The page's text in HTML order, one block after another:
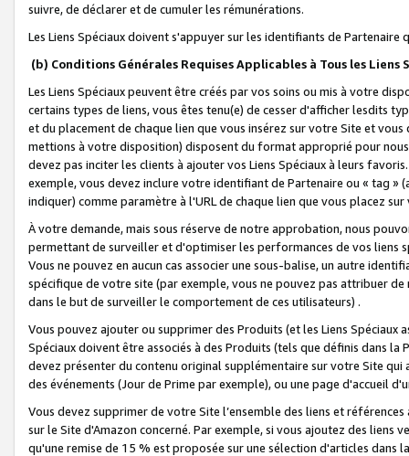
suivre, de déclarer et de cumuler les rémunérations.
Les Liens Spéciaux doivent s'appuyer sur les identifiants de Partenaire
(b) Conditions Générales Requises Applicables à Tous les Liens
Les Liens Spéciaux peuvent être créés par vos soins ou mis à votre
certains types de liens, vous êtes tenu(e) de cesser d'afficher lesdits
et du placement de chaque lien que vous insérez sur votre Site et
mettions à votre disposition) disposent du format approprié pour
devez pas inciter les clients à ajouter vos Liens Spéciaux à leurs
exemple, vous devez inclure votre identifiant de Partenaire ou « tag
indiquer) comme paramètre à l'URL de chaque lien que vous placez
À votre demande, mais sous réserve de notre approbation, nous
permettant de surveiller et d'optimiser les performances de vos liens
Vous ne pouvez en aucun cas associer une sous-balise, un autre
spécifique de votre site (par exemple, vous ne pouvez pas attribuer
dans le but de surveiller le comportement de ces utilisateurs) .
Vous pouvez ajouter ou supprimer des Produits (et les Liens
Spéciaux doivent être associés à des Produits (tels que définis dans
devez présenter du contenu original supplémentaire sur votre Site qui
des événements (Jour de Prime par exemple), ou une page d'accueil
Vous devez supprimer de votre Site l’ensemble des liens et
sur le Site d'Amazon concerné. Par exemple, si vous ajoutez des
qu'une remise de 15 % est proposée sur une sélection d'articles